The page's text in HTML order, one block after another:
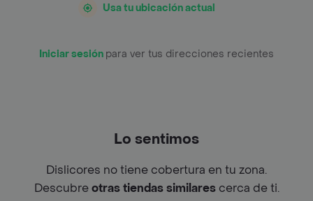
Usa tu ubicación actual
Iniciar sesión para ver tus direcciones recientes
Lo sentimos
Dislicores no tiene cobertura en tu zona.
Descubreotras tiendas similarescerca de ti.